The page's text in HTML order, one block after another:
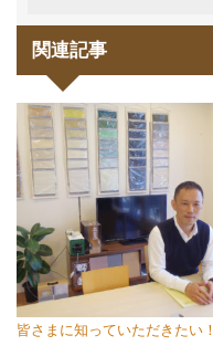
関連記事
皆さまに知っていただきたい！